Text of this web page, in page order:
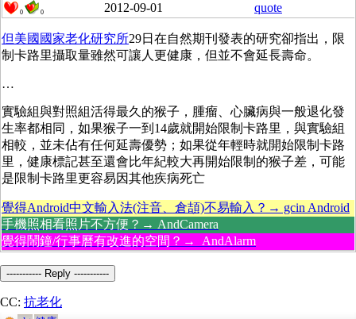
0 0 2012-09-01 quote
但美國國家老化研究所29日在自然期刊發表的研究卻指出，限
制卡路里攝取量雖然可讓人更健康，但並不會延長壽命。
…
實驗組與對照組活得最久的猴子，腫瘤、心臟病與一般退化發
生率都相同，如果猴子一到14歲就開始限制卡路里，與實驗組
相較，並未佔有任何延壽優勢；如果從年輕時就開始限制卡路
里，健康標記甚至還會比年紀較大再開始限制的猴子差，可能
是限制卡路里更容易因其他疾病死亡
覺得Android中文輸入法(注音、倉頡)不易輸入？→ gcin Android
手機照相看照片不方便？→ AndCamera
覺得鬧鐘/行事曆有改進的空間？→ AndAlarm
----------- Reply -----------
CC: 抗老化